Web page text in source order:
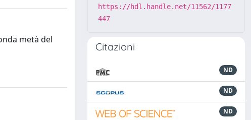
metà del
https://hdl.handle.net/11562/1177
447
Citazioni
ND
ND
ND